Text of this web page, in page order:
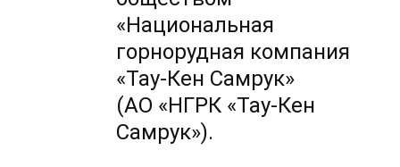
«Национальная
горнорудная компания
«Тау-Кен Самрук»
(АО «НГРК «Тау-Кен
Самрук»).